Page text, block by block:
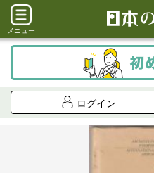
メニュー
ログイン